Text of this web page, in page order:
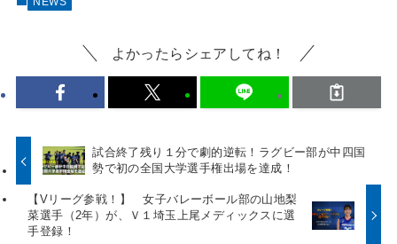
よかったらシェアしてね！
試合終了残り１分で劇的逆転！ラグビー部が中四国
勢で初の全国大学選手権出場を達成！
【Vリーグ参戦！】 女子バレーボール部の山地梨
菜選手（2年）が、Ｖ１埼玉上尾メディックスに選
手登録！